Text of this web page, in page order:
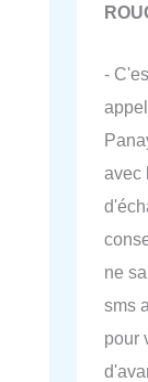
-
avec
ne
sms
pour